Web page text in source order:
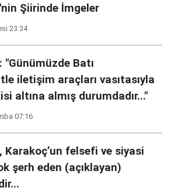
Şiirinde İmgeler
23:34
Batı
iletişim araçları vasıtasıyla
altına almış durumdadır..."
07:16
felsefi ve siyasi
şerh eden (açıklayan)